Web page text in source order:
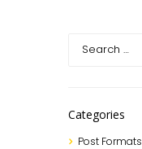
Categories
Post Formats